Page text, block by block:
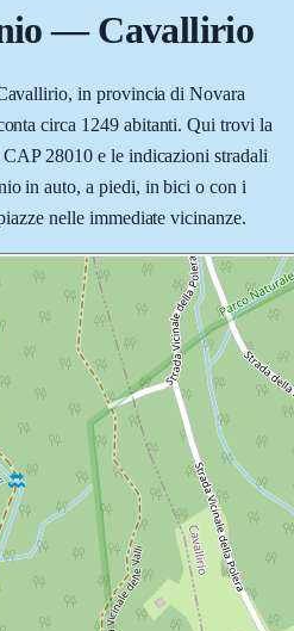
—Cavallirio
in provincia di Novara
circa 1249 abitanti. Qui trovi la
28010 e le indicazioni stradali
in auto, a piedi, in bici o con i
nelle immediate vicinanze.